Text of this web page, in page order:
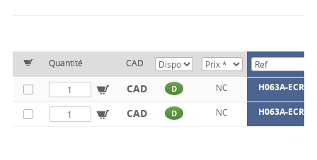
Quantité CAD
CAD D NC H063A-
CAD D NC H063A-